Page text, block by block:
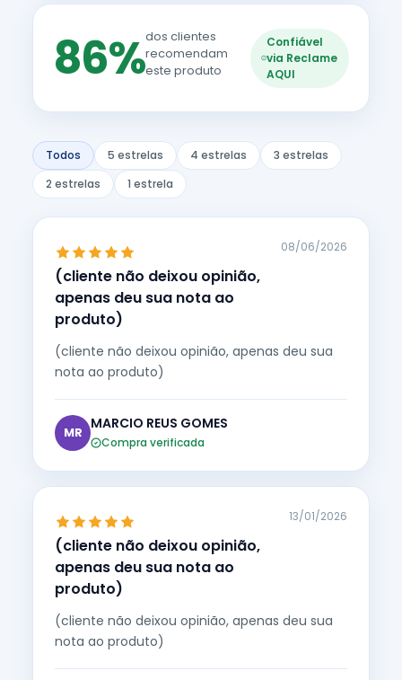
86%dos clientes
recomendam
este produto
Confiável
via Reclame
AQUI
Todos 5 estrelas 4 estrelas
3 estrelas
2 estrelas
1 estrela
(cliente não deixou opinião,
apenas deu sua nota ao
produto)
08/06/2026
(cliente não deixou opinião, apenas deu sua
nota ao produto)
MR
MARCIO REUS GOMES
Compra verificada
(cliente não deixou opinião,
apenas deu sua nota ao
produto)
13/01/2026
(cliente não deixou opinião, apenas deu sua
nota ao produto)